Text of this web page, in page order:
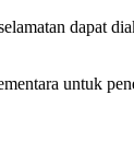
dapat
untuk